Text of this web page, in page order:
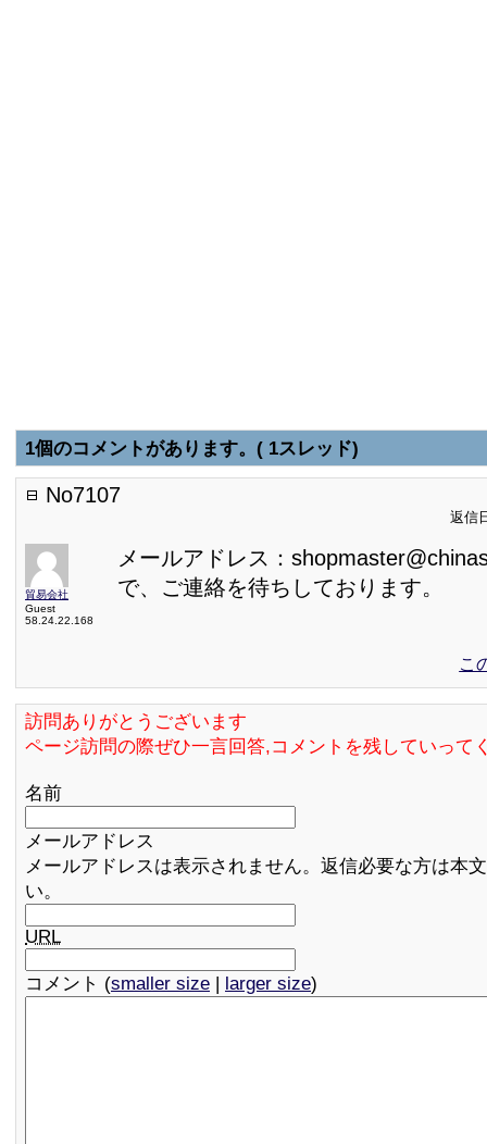
1個のコメントがあります。( 1スレッド)
No7107
返信
貿易会社
Guest
58.24.22.168
メールアドレス：
で、ご連絡を待ちしております。
こ
訪問ありがとうございます
ページ訪問の際ぜひ一言回答,コメントを残していって
名前
メールアドレス
メールアドレスは表示されません。返信必要な方は本
い。
URL
コメント (smaller size | larger size)